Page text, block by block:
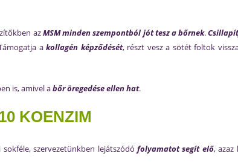
azMSM minden szempontból jót tesz a bőrnek.
akollagén képződését, részt vesz a sötét foltok
is, amivel abőr öregedése ellen hat.
KOENZIM
sokféle, szervezetünkben lejátszódófolyamatot segít elő, azaz